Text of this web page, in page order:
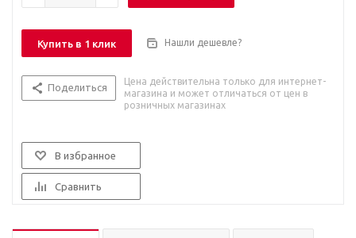
Купить в 1 клик Нашли дешевле?
Поделиться
Цена действительна только для интернет-
магазина и может отличаться от цен в
розничных магазинах
В избранное
Сравнить